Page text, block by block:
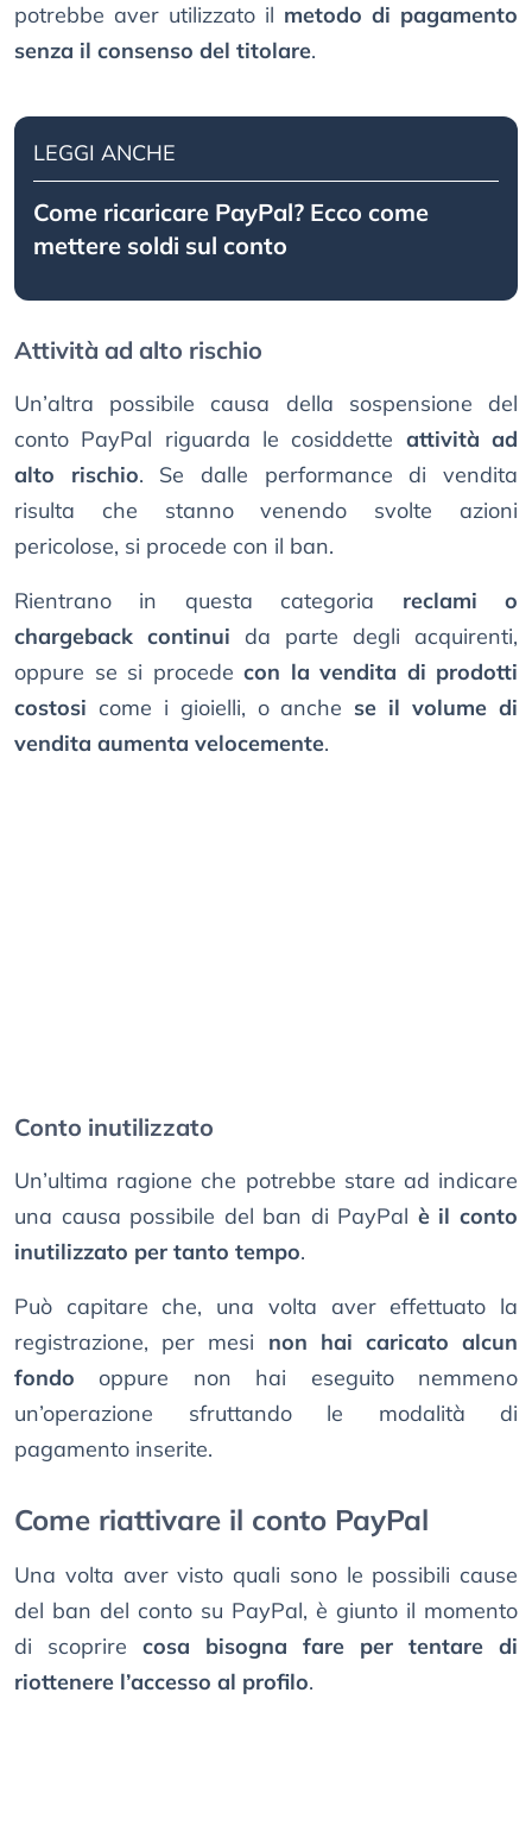
potrebbe aver utilizzato il metodo di pagamento
senza il consenso del titolare.
LEGGI ANCHE
Come ricaricare PayPal? Ecco come
mettere soldi sul conto
Attività ad alto rischio
Un’altra possibile causa della sospensione del
conto PayPal riguarda le cosiddette attività ad
alto rischio. Se dalle performance di vendita
risulta che stanno venendo svolte azioni
pericolose, si procede con il ban.
Rientrano in questa categoria reclami o
chargeback continui da parte degli acquirenti,
oppure se si procede con la vendita di prodotti
costosi come i gioielli, o anche se il volume di
vendita aumenta velocemente.
Conto inutilizzato
Un’ultima ragione che potrebbe stare ad indicare
una causa possibile del ban di PayPal è il conto
inutilizzato per tanto tempo.
Può capitare che, una volta aver effettuato la
registrazione, per mesi non hai caricato alcun
fondo oppure non hai eseguito nemmeno
un’operazione sfruttando le modalità di
pagamento inserite.
Come riattivare il conto PayPal
Una volta aver visto quali sono le possibili cause
del ban del conto su PayPal, è giunto il momento
di scoprire cosa bisogna fare per tentare di
riottenere l’accesso al profilo.